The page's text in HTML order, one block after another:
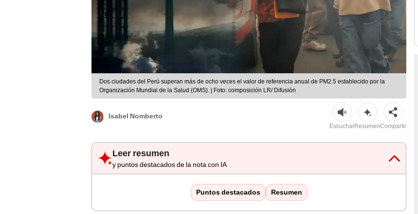
Dos ciudades del Perú superan más de ocho veces el valor de referencia anual de PM2.5 establecido por la
Organización Mundial de la Salud (OMS). | Foto: composición LR/ Difusión
Isabel Nomberto
EscucharResumenCompartir
Leer resumen
y puntos destacados de la nota con IA
Puntos destacados Resumen